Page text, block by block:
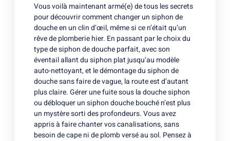
Vous voilà maintenant armé(e) de tous les secrets
pour découvrir comment changer un siphon de
douche en un clin d’œil, même si ce n’était qu’un
rêve de plomberie hier. En passant par le choix du
type de siphon de douche parfait, avec son
éventail allant du siphon plat jusqu’au modèle
auto-nettoyant, et le démontage du siphon de
douche sans faire de vague, la route est d’autant
plus claire. Gérer une fuite sous la douche siphon
ou débloquer un siphon douche bouché n’est plus
un mystère sorti des profondeurs. Vous avez
appris à faire chanter vos canalisations, sans
besoin de cape ni de plomb versé au sol. Pensez à